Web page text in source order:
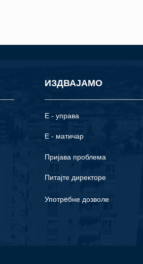
ИЗДВАЈАМО
Е - управа
Е - матичар
Пријава проблема
Питајте директоре
Употрeбне дозволе